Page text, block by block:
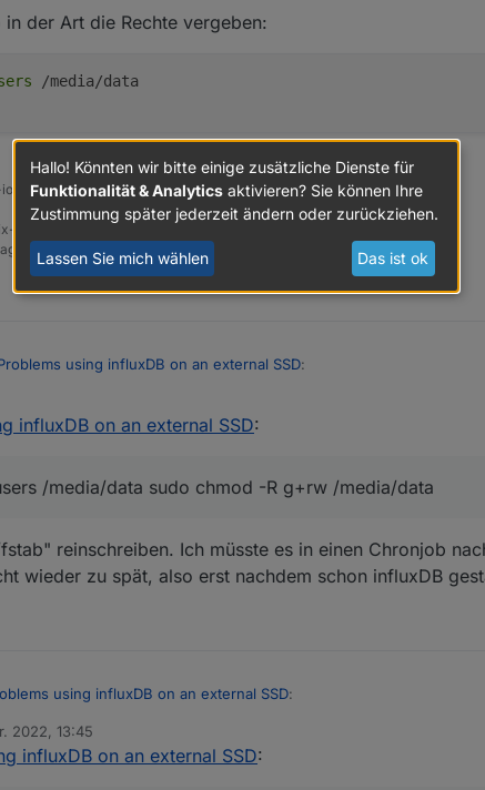
der Art die Rechte vergeben:
/media/data
linux-werkzeugkasten
skript
&& bash diag.sh
using influxDB on an external SSD:
ich an meinen mount Befehl "users" anhänge?
das nur, dass jeder user das Dateisystem mounten darf.
aus den Rechten des mount-Punktes.
/media/data
influxDB on an external SSD:
/media/data sudo chmod -R g+rw /media/data
reinschreiben. Ich müsste es in einen Chronjob
wieder zu spät, also erst nachdem schon influxDB
using influxDB on an external SSD:
sudo chown -R UserNameOfSudo:users /media/data sudo chmod -R g+rw /media/data
2022, 13:45
influxDB on an external SSD:
Hallo! Könnten wir bitte einige zusätzliche Dienste für
Funktionalität & Analytics aktivieren? Sie können Ihre
Zustimmung später jederzeit ändern oder zurückziehen.
Lassen Sie mich wählen Das ist ok